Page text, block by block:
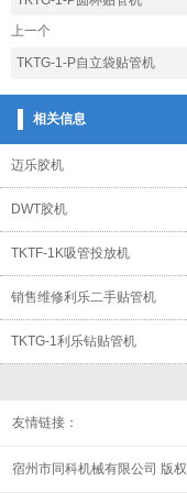
上一个
TKTG-1-P自立袋贴管机
相关信息
迈乐胶机
DWT胶机
TKTF-1K吸管投放机
销售维修利乐二手贴管机
TKTG-1利乐钻贴管机
友情链接：
宿州市同科机械有限公司 版